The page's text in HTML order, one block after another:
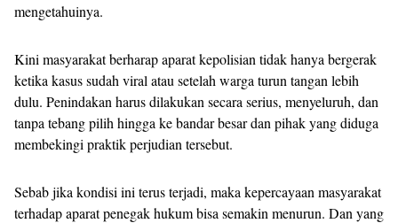
mengetahuinya.
Kini masyarakat berharap aparat kepolisian tidak hanya bergerak
ketika kasus sudah viral atau setelah warga turun tangan lebih
dulu. Penindakan harus dilakukan secara serius, menyeluruh, dan
tanpa tebang pilih hingga ke bandar besar dan pihak yang diduga
membekingi praktik perjudian tersebut.
Sebab jika kondisi ini terus terjadi, maka kepercayaan masyarakat
terhadap aparat penegak hukum bisa semakin menurun. Dan yang